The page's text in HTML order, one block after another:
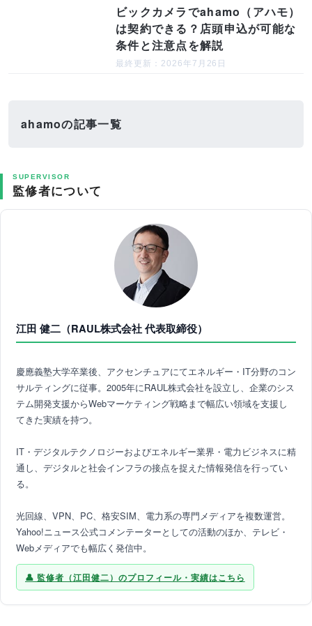
ビックカメラでahamo（アハモ）
は契約できる？店頭申込が可能な
条件と注意点を解説
最終更新：2026年7月26日
ahamoの記事一覧
SUPERVISOR
監修者について
江田 健二（RAUL株式会社 代表取締役）
慶應義塾大学卒業後、アクセンチュアにてエネルギー・IT分野のコン
サルティングに従事。2005年にRAUL株式会社を設立し、企業のシス
テム開発支援からWebマーケティング戦略まで幅広い領域を支援し
てきた実績を持つ。
IT・デジタルテクノロジーおよびエネルギー業界・電力ビジネスに精
通し、デジタルと社会インフラの接点を捉えた情報発信を行ってい
る。
光回線、VPN、PC、格安SIM、電力系の専門メディアを複数運営。
Yahoo!ニュース公式コメンテーターとしての活動のほか、テレビ・
Webメディアでも幅広く発信中。
監修者（江田健二）のプロフィール・実績はこちら